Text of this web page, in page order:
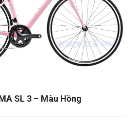
SL 3 – Màu Hồng